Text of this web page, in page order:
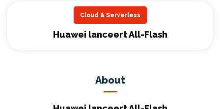
Cloud & Serverless
Huawei lanceert All-Flash
About